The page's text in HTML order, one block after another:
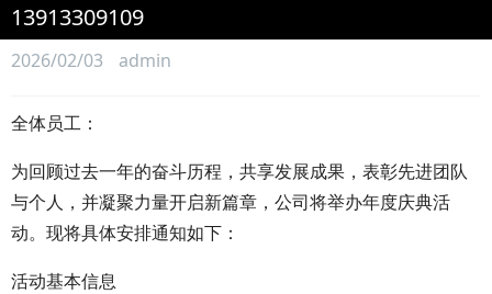
13913309109
大会的通知
2026/02/03 admin
全体员工：
为回顾过去一年的奋斗历程，共享发展成果，表彰先进团队
与个人，并凝聚力量开启新篇章，公司将举办年度庆典活
动。现将具体安排通知如下：
活动基本信息